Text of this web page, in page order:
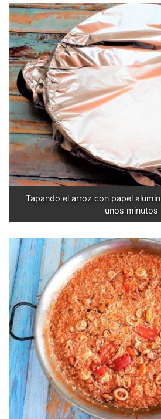
Tapando el arroz con papel
unos minutos